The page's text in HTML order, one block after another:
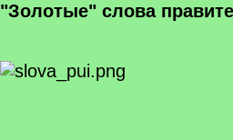
"Золотые" слова